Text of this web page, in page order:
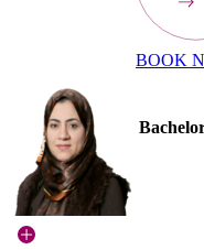
BOOK